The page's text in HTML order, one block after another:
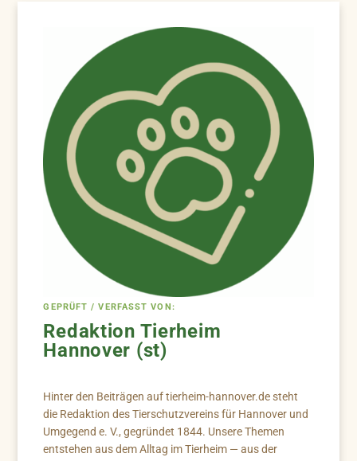
GEPRÜFT / VERFASST VON:
Redaktion Tierheim
Hannover (st)
Hinter den Beiträgen auf tierheim-hannover.de steht
die Redaktion des Tierschutzvereins für Hannover und
Umgegend e. V., gegründet 1844. Unsere Themen
entstehen aus dem Alltag im Tierheim — aus der